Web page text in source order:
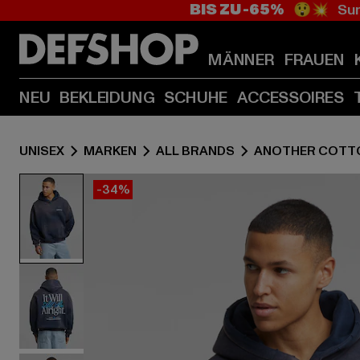
BIS ZU -65% 😲💥
MÄNNER FRAUEN
NEU BEKLEIDUNG SCHUHE ACCESSOIRES
UNISEX MARKEN ALL BRANDS ANOTHER
-34%